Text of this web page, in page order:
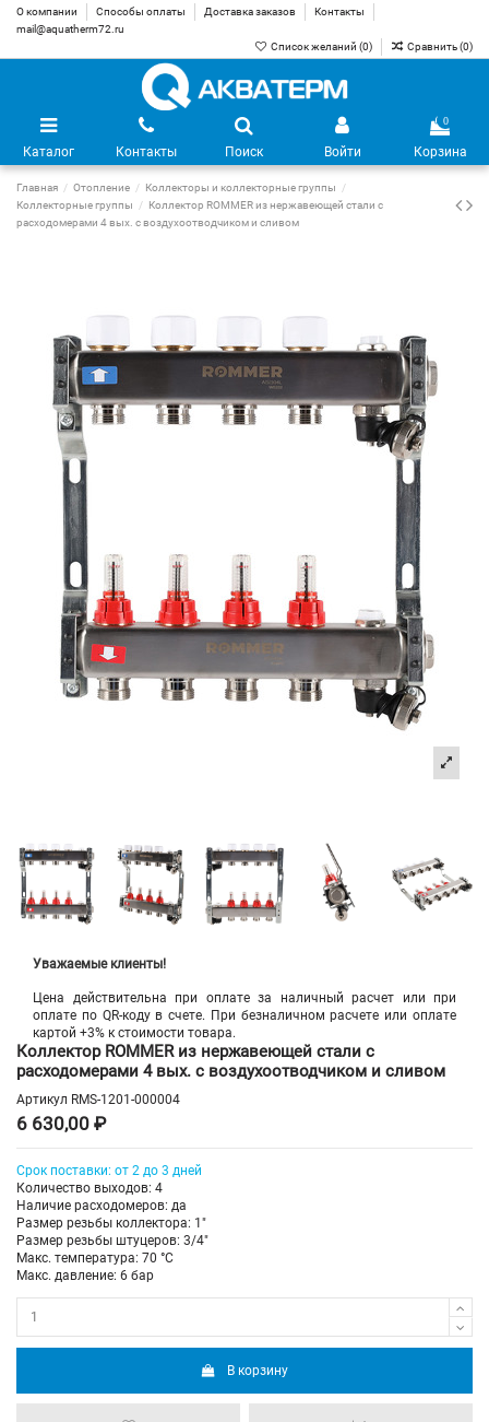
О компании Способы оплаты Доставка заказов
Контакты
mail@aquatherm72.ru
Список желаний (0) Сравнить (0)
Каталог Контакты Поиск Войти
0
Корзина
Главная Отопление
Коллекторы и коллекторные группы
Коллекторные группы
Коллектор ROMMER из нержавеющей стали с
расходомерами 4 вых. с воздухоотводчиком и сливом
Уважаемые клиенты!
Цена действительна при оплате за наличный расчет или при
оплате по QR-коду в счете. При безналичном расчете или оплате
картой +3% к стоимости товара.
Коллектор ROMMER из нержавеющей стали с
расходомерами 4 вых. с воздухоотводчиком и сливом
Артикул RMS-1201-000004
6 630,00 ₽
Срок поставки: от 2 до 3 дней
Количество выходов: 4
Наличие расходомеров: да
Размер резьбы коллектора: 1"
Размер резьбы штуцеров: 3/4"
Макс. температура: 70 °С
Макс. давление: 6 бар
В корзину